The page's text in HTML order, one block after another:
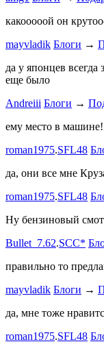
какооооой он
mayvladik Блоги →
да у японцев всегда
еще было
Andreiii Блоги →
ему место в машине!
roman1975.SFL48
да, они все мне
roman1975.SFL48
Ну бензиновый
Bullet_7.62.SCC*
правильно то
mayvladik Блоги →
да, мне тоже
roman1975.SFL48